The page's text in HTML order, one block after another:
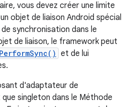
vous devez créer une limite
objet de liaison Android spécial
synchronisation dans le
de liaison, le framework peut
et de lui
d'adaptateur de
singleton dans le Méthode